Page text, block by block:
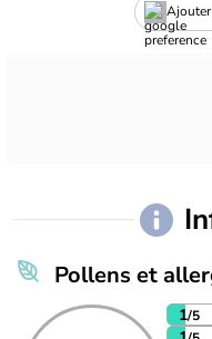
Ajouter
Pollens et
1/5